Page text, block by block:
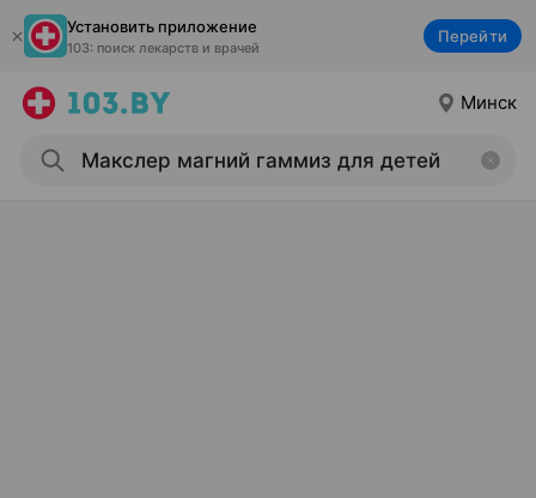
Установить приложение
103: поиск лекарств и врачей
Перейти
Минск